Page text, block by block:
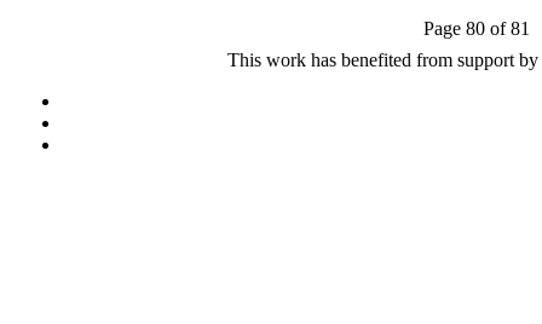
Page 80 of 81
This work has benefited from support